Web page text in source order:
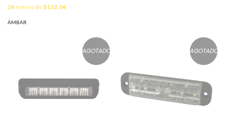
24meses de$132.04
ÁMBAR
AGOTADO AGOTADO